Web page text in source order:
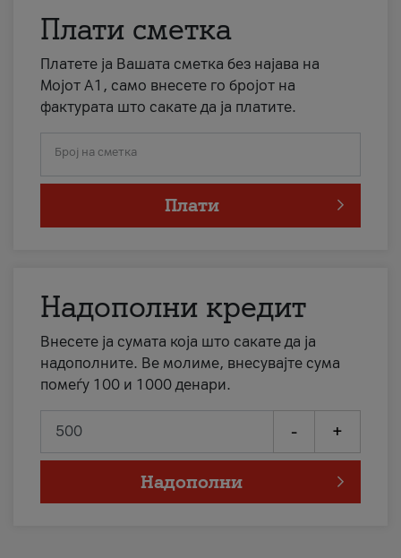
Плати сметка
Платете ја Вашата сметка без најава на
Мојот А1, само внесете го бројот на
фактурата што сакате да ја платите.
Број на сметка
Плати
Надополни кредит
Внесете ја сумата која што сакате да ја
надополните. Ве молиме, внесувајте сума
помеѓу 100 и 1000 денари.
- +
Надополни